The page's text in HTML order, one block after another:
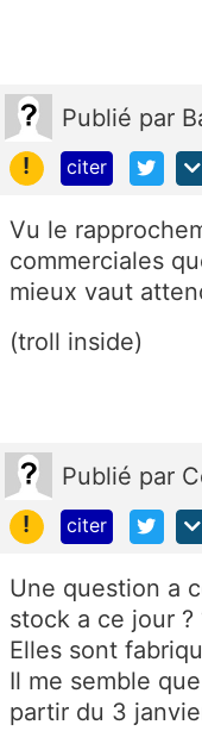
Publié par
!
citer
Vu le
commerciales
mieux vaut
(troll inside)
Publié par
!
citer
Une question a
stock a ce jour ?
Elles sont
Il me semble
partir du 3